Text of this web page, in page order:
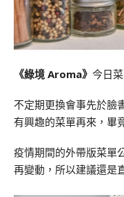
《綠境 Aroma》 今日
不定期更換會事先於臉
有興趣的菜單再來，畢
疫情期間的外帶版菜單
再變動，所以建議還是